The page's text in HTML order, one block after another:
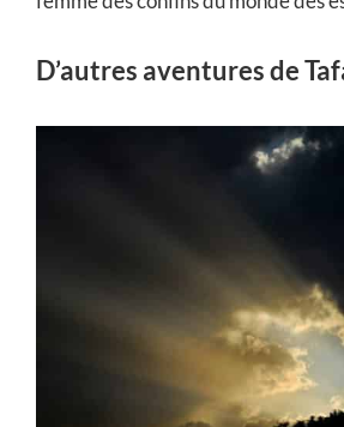
D’autres aventures de